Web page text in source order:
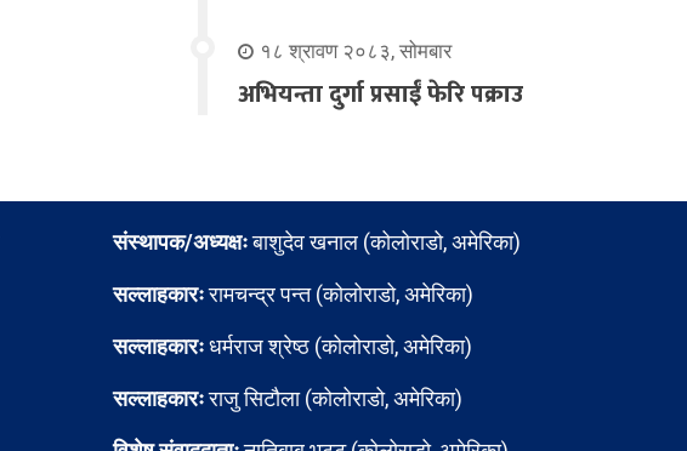
१८ श्रावण २०८३, सोमबार
अभियन्ता दुर्गा प्रसाईं फेरि पक्राउ
संस्थापक/अध्यक्षःबाशुदेव खनाल (कोलोराडो, अमेरिका)
सल्लाहकारःरामचन्द्र पन्त (कोलोराडो, अमेरिका)
सल्लाहकारःधर्मराज श्रेष्ठ (कोलोराडो, अमेरिका)
सल्लाहकारःराजु सिटौला (कोलोराडो, अमेरिका)